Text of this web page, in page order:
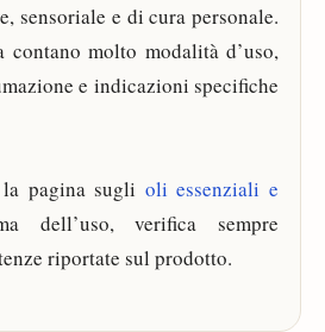
sensoriale e di cura personale.
contano molto modalità d’uso,
e indicazioni specifiche
pagina sugli oli essenziali e
dell’uso, verifica sempre
riportate sul prodotto.